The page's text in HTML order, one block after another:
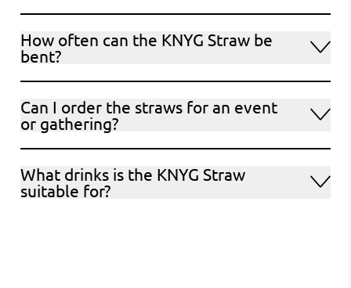
How often can the KNYG Straw be
bent?
Can I order the straws for an event
or gathering?
What drinks is the KNYG Straw
suitable for?